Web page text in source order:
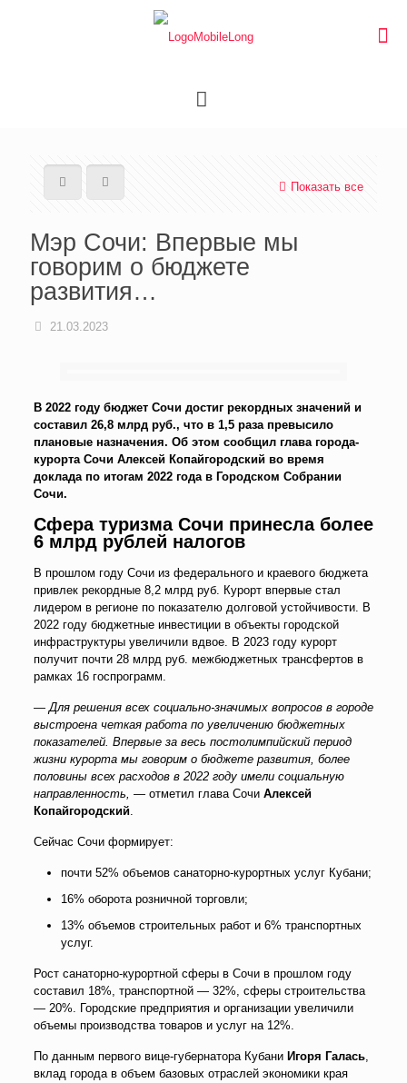
Показать все
Мэр Сочи: Впервые мы
говорим о бюджете
развития…
21.03.2023
В 2022 году бюджет Сочи достиг рекордных значений и
составил 26,8 млрд руб., что в 1,5 раза превысило
плановые назначения. Об этом сообщил глава города-
курорта Сочи Алексей Копайгородский во время
доклада по итогам 2022 года в Городском Собрании
Сочи.
Сфера туризма Сочи принесла более
6 млрд рублей налогов
В прошлом году Сочи из федерального и краевого бюджета
привлек рекордные 8,2 млрд руб. Курорт впервые стал
лидером в регионе по показателю долговой устойчивости. В
2022 году бюджетные инвестиции в объекты городской
инфраструктуры увеличили вдвое. В 2023 году курорт
получит почти 28 млрд руб. межбюджетных трансфертов в
рамках 16 госпрограмм.
—Для решения всех социально-значимых вопросов в городе
выстроена четкая работа по увеличению бюджетных
показателей. Впервые за весь постолимпийский период
жизни курорта мы говорим о бюджете развития, более
половины всех расходов в 2022 году имели социальную
направленность, — отметил глава Сочи Алексей
Копайгородский.
Сейчас Сочи формирует:
почти 52% объемов санаторно-курортных услуг Кубани;
16% оборота розничной торговли;
13% объемов строительных работ и 6% транспортных
услуг.
Рост санаторно-курортной сферы в Сочи в прошлом году
составил 18%, транспортной — 32%, сферы строительства
— 20%. Городские предприятия и организации увеличили
объемы производства товаров и услуг на 12%.
По данным первого вице-губернатора Кубани Игоря Галась,
вклад города в объем базовых отраслей экономики края